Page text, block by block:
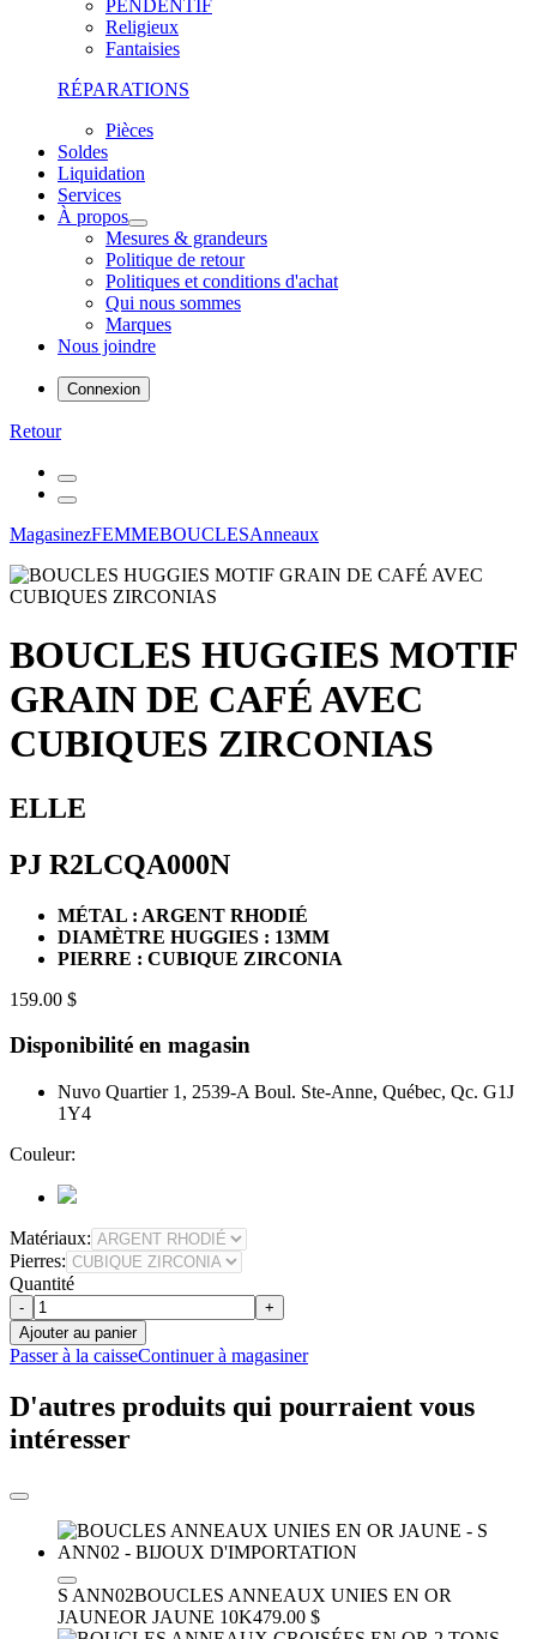
PENDENTIF
Religieux
Fantaisies
RÉPARATIONS
Pièces
Soldes
Liquidation
Services
À propos
Mesures & grandeurs
Politique de retour
Politiques et conditions d'achat
Qui nous sommes
Marques
Nous joindre
Connexion
Retour
MagasinezFEMMEBOUCLESAnneaux
BOUCLES HUGGIES MOTIF
GRAIN DE CAFÉ AVEC
CUBIQUES ZIRCONIAS
ELLE
PJ R2LCQA000N
MÉTAL : ARGENT RHODIÉ
DIAMÈTRE HUGGIES : 13MM
PIERRE : CUBIQUE ZIRCONIA
159.00 $
Disponibilité en magasin
Nuvo Quartier 1, 2539-A Boul. Ste-Anne, Québec, Qc. G1J
1Y4
Couleur:
Matériaux:
Pierres:
Quantité
-
+
Ajouter au panier
Passer à la caisseContinuer à magasiner
D'autres produits qui pourraient vous
intéresser
S ANN02BOUCLES ANNEAUX UNIES EN OR
JAUNEOR JAUNE 10K479.00 $